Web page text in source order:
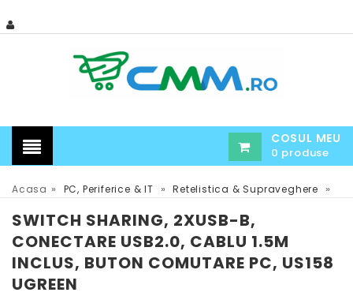
COSUL MEU
0 produse
Acasa » PC, Periferice & IT » Retelistica & Supraveghere »
SWITCH SHARING, 2XUSB-B,
CONECTARE USB2.0, CABLU 1.5M
INCLUS, BUTON COMUTARE PC, US158
UGREEN